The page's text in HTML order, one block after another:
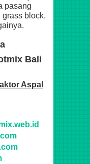
pasang
block,
Bali
Aspal